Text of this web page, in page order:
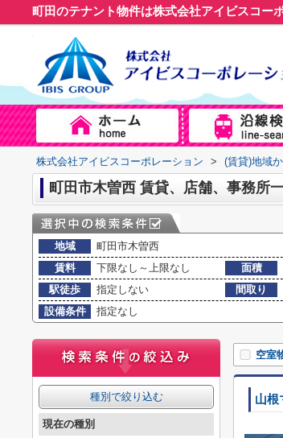
町田のテナント物件は株式会社アイビスコー
株式会社アイビスコーポレーション > (賃貸)地域
町田市木曽西 賃貸、店舗、事務所
地域
町田市木曽西
賃料
下限なし～上限なし 面積
駅徒歩
指定しない 間取り
設備条件
指定なし
空室
山根
種別で絞り込む
現在の種別